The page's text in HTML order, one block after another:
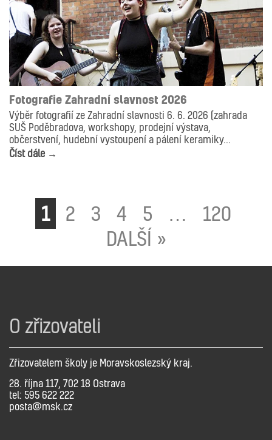
AKTUALITY
Fotografie Zahradní slavnost 2026
Výběr fotografií ze Zahradní slavnosti 6. 6. 2026 (zahrada
SUŠ Poděbradova, workshopy, prodejní výstava,
občerstvení, hudební vystoupení a pálení keramiky...
Číst dále →
1 2 3 4 5 …
120
DALŠÍ »
O zřizovateli
Zřizovatelem školy je Moravskoslezský kraj.
28. října 117, 702 18 Ostrava
tel: 595 622 222
posta@msk.cz